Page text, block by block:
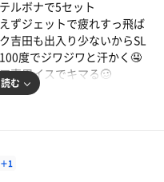
ルボナで5セット
ずジェットで疲れすっ飛ば
吉田も出入り少ないからSL
度でジワジワと汗かく🤤
専用イスでキマる🥴
る😉
2時間くらい仮眠して終了
む
＋1